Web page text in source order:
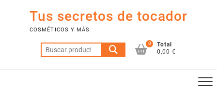
contenido
Tus secretos de tocador
COSMÉTICOS Y MÁS
Buscar
por:
0
Total
0,00 €